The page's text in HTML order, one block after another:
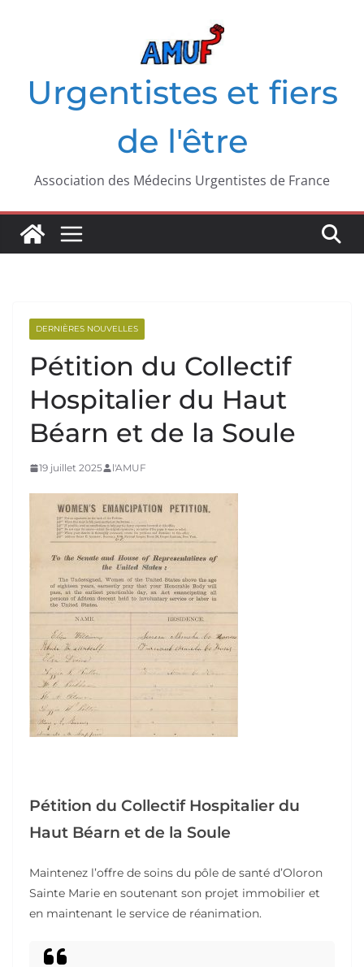
Urgentistes et fiers
de l'être
Association des Médecins Urgentistes de France
DERNIÈRES NOUVELLES
Pétition du Collectif
Hospitalier du Haut
Béarn et de la Soule
19 juillet 2025 l'AMUF
Pétition du Collectif Hospitalier du
Haut Béarn et de la Soule
Maintenez l’offre de soins du pôle de santé d’Oloron
Sainte Marie en soutenant son projet immobilier et
en maintenant le service de réanimation.